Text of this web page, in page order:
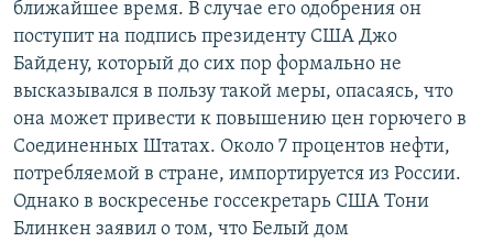
ближайшее время. В случае его одобрения он
поступит на подпись президенту США Джо
Байдену, который до сих пор формально не
высказывался в пользу такой меры, опасаясь, что
она может привести к повышению цен горючего в
Соединенных Штатах. Около 7 процентов нефти,
потребляемой в стране, импортируется из России.
Однако в воскресенье госсекретарь США Тони
Блинкен заявил о том, что Белый дом